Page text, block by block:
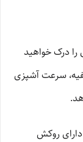
را درک خواهید
سرعت آشپزی
روکش